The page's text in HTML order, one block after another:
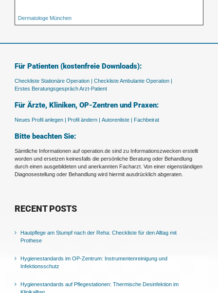
Dermatologe München
Für Patienten (kostenfreie Downloads):
Checkliste Stationäre Operation | Checkliste Ambulante Operation |
Erstes Beratungsgespräch Arzt-Patient
Für Ärzte, Kliniken, OP-Zentren und Praxen:
Neues Profil anlegen | Profil ändern | Autorenliste | Fachbeirat
Bitte beachten Sie:
Sämtliche Informationen auf operation.de sind zu Informationszwecken erstellt
worden und ersetzen keinesfalls die persönliche Beratung oder Behandlung
durch einen ausgebildeten und anerkannten Facharzt. Von einer eigenständigen
Diagnosestellung oder Behandlung wird hiermit ausdrücklich abgeraten.
RECENT POSTS
Hautpflege am Stumpf nach der Reha: Checkliste für den Alltag mit
Prothese
Hygienestandards im OP-Zentrum: Instrumentenreinigung und
Infektionsschutz
Hygienestandards auf Pflegestationen: Thermische Desinfektion im